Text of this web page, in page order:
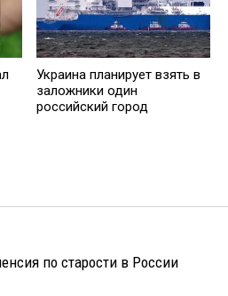
Украина планирует взять в
заложники один
российский город
по старости в России